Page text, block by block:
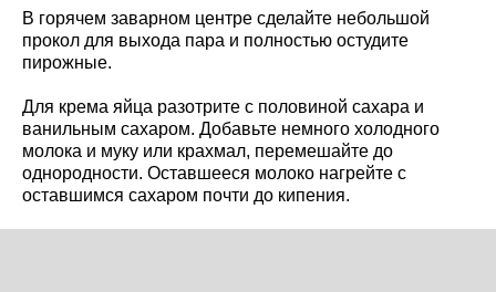
В горячем заварном центре сделайте небольшой
прокол для выхода пара и полностью остудите
пирожные.
Для крема яйца разотрите с половиной сахара и
ванильным сахаром. Добавьте немного холодного
молока и муку или крахмал, перемешайте до
однородности. Оставшееся молоко нагрейте с
оставшимся сахаром почти до кипения.